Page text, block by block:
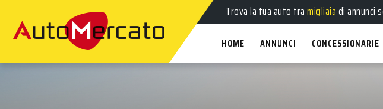
Trova la tua auto tramigliaiadi annunci
HOME ANNUNCI CONCESSIONARIE